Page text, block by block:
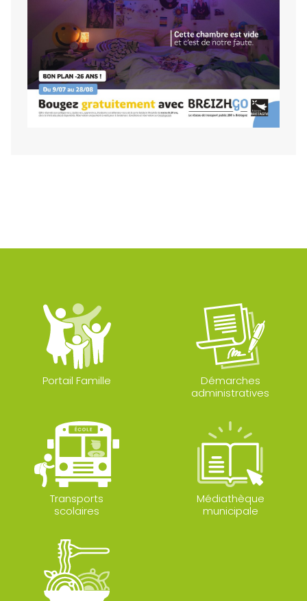
Portail Famille
Démarches
administratives
Transports
scolaires
Médiathèque
municipale